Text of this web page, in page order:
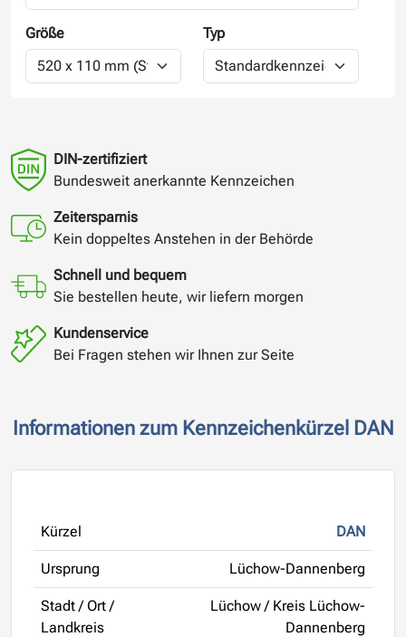
Größe Typ
DIN-zertifiziert
Bundesweit anerkannte Kennzeichen
Zeitersparnis
Kein doppeltes Anstehen in der Behörde
Schnell und bequem
Sie bestellen heute, wir liefern morgen
Kundenservice
Bei Fragen stehen wir Ihnen zur Seite
Informationen zum Kennzeichenkürzel DAN
Kürzel DAN
Ursprung Lüchow-Dannenberg
Stadt / Ort /
Landkreis
Lüchow / Kreis Lüchow-
Dannenberg